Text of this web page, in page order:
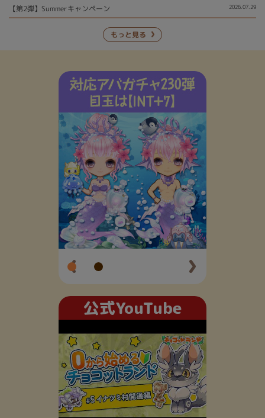
【第2弾】Summerキャンペーン 2026.07.29
もっと見る
公式YouTube